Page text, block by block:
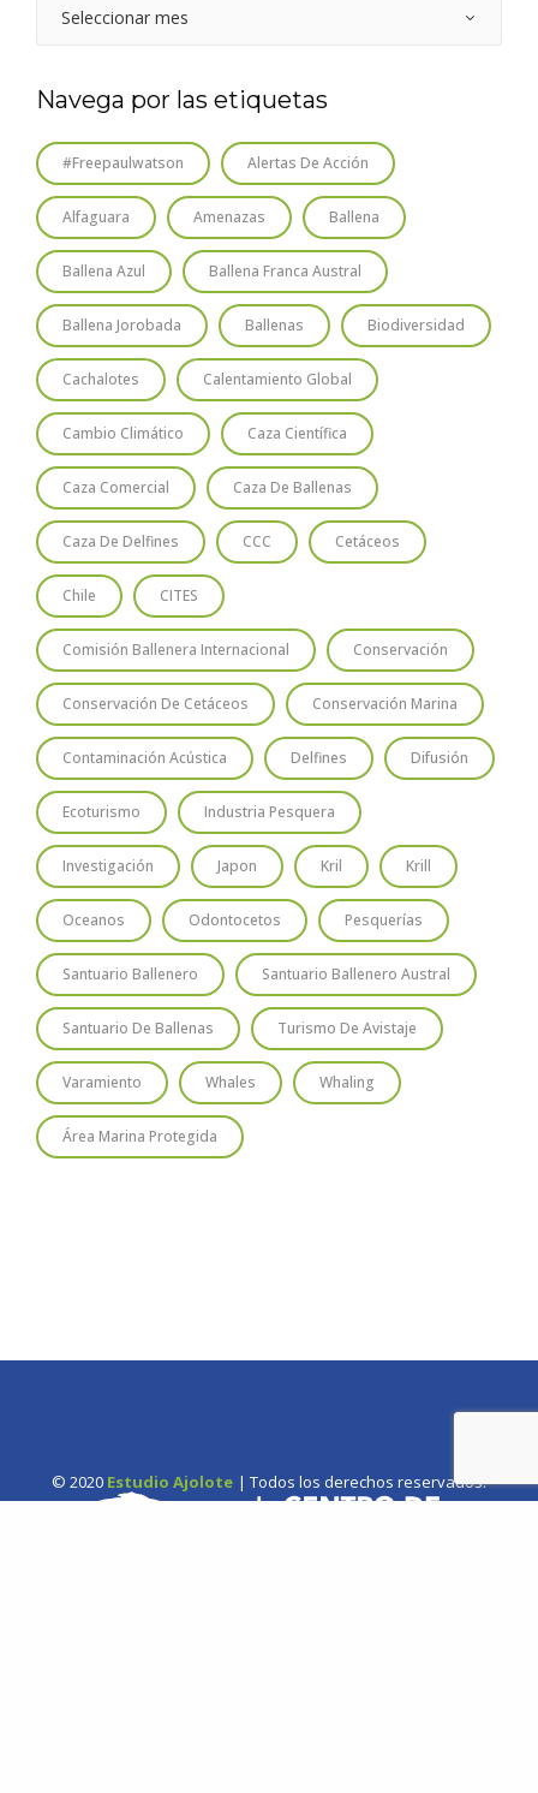
Navega por las etiquetas
#freepaulwatson Alertas De Acción
Alfaguara Amenazas Ballena
Ballena Azul Ballena Franca Austral
Ballena Jorobada Ballenas Biodiversidad
Cachalotes Calentamiento Global
Cambio Climático Caza Científica
Caza Comercial Caza De Ballenas
Caza De Delfines CCC Cetáceos
Chile CITES
Comisión Ballenera Internacional Conservación
Conservación De Cetáceos Conservación Marina
Contaminación Acústica Delfines Difusión
Ecoturismo Industria Pesquera
Investigación Japon Kril Krill
Oceanos Odontocetos Pesquerías
Santuario Ballenero Santuario Ballenero Austral
Santuario De Ballenas Turismo De Avistaje
Varamiento Whales Whaling
Área Marina Protegida
© 2020 Estudio Ajolote | Todos los derechos reservados.